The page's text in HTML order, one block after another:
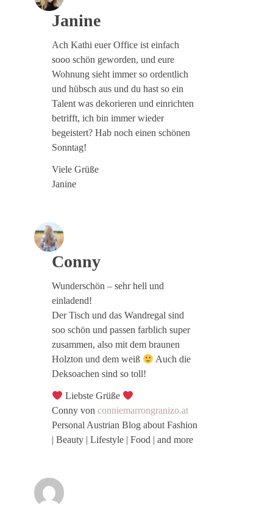
Janine
Ach Kathi euer Office ist einfach
sooo schön geworden, und eure
Wohnung sieht immer so ordentlich
und hübsch aus und du hast so ein
Talent was dekorieren und einrichten
betrifft, ich bin immer wieder
begeistert? Hab noch einen schönen
Sonntag!
Viele Grüße
Janine
Conny
Wunderschön – sehr hell und
einladend!
Der Tisch und das Wandregal sind
soo schön und passen farblich super
zusammen, also mit dem braunen
Holzton und dem weiß
Auch die
Deksoachen sind so toll!
Liebste Grüße
Conny von conniemarrongranizo.at
Personal Austrian Blog about Fashion
| Beauty | Lifestyle | Food | and more